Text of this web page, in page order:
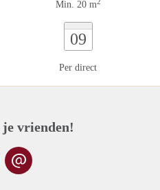
Min. 20 m2
09
Per direct
je vrienden!